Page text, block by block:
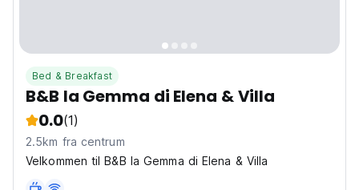
Bed & Breakfast
B&B la Gemma di Elena & Villa
0.0(1)
2.5km fra centrum
Velkommen til B&B la Gemma di Elena & Villa